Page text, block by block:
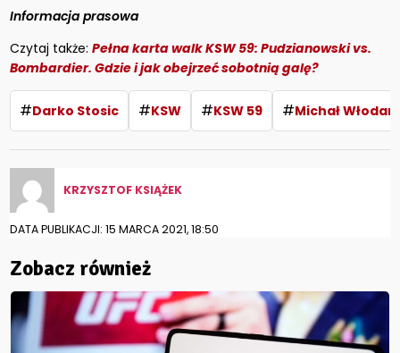
Informacja prasowa
Czytaj także:Pełna karta walk KSW 59: Pudzianowski vs.
Bombardier. Gdzie i jak obejrzeć sobotnią galę?
#Darko Stosic #KSW #KSW 59 #Michał
KRZYSZTOF KSIĄŻEK
DATA PUBLIKACJI: 15 MARCA 2021, 18:50
Zobacz również